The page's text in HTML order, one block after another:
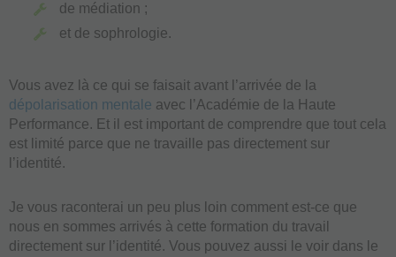
de médiation ;
et de sophrologie.
Vous avez là ce qui se faisait avant l’arrivée de la
dépolarisation mentale avec l’Académie de la Haute
Performance. Et il est important de comprendre que tout cela
est limité parce que ne travaille pas directement sur
l’identité.
Je vous raconterai un peu plus loin comment est-ce que
nous en sommes arrivés à cette formation du travail
directement sur l’identité. Vous pouvez aussi le voir dans le